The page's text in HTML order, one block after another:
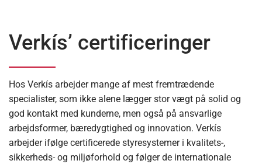
Verkís’ certificeringer
Hos Verkís arbejder mange af mest fremtrædende
specialister, som ikke alene lægger stor vægt på solid og
god kontakt med kunderne, men også på ansvarlige
arbejdsformer, bæredygtighed og innovation. Verkís
arbejder ifølge certificerede styresystemer i kvalitets-,
sikkerheds- og miljøforhold og følger de internationale